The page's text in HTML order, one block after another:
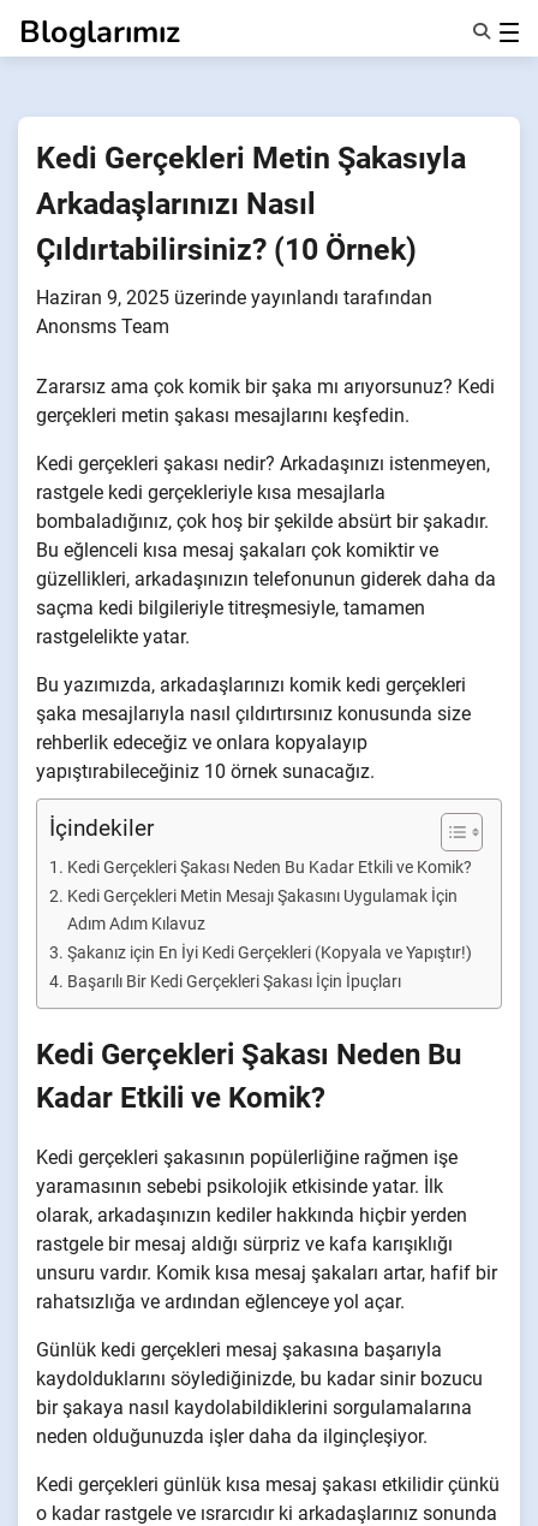
geçBloglarımız
Hakkımızda
Kedi Gerçekleri Metin Şakasıyla
Arkadaşlarınızı Nasıl
Çıldırtabilirsiniz? (10 Örnek)
Haziran 9, 2025 üzerinde yayınlandı tarafından
Anonsms Team
Zararsız ama çok komik bir şaka mı arıyorsunuz? Kedi
gerçekleri metin şakası mesajlarını keşfedin.
Kedi gerçekleri şakası nedir? Arkadaşınızı istenmeyen,
rastgele kedi gerçekleriyle kısa mesajlarla
bombaladığınız, çok hoş bir şekilde absürt bir şakadır.
Bu eğlenceli kısa mesaj şakaları çok komiktir ve
güzellikleri, arkadaşınızın telefonunun giderek daha da
saçma kedi bilgileriyle titreşmesiyle, tamamen
rastgelelikte yatar.
Bu yazımızda, arkadaşlarınızı komik kedi gerçekleri
şaka mesajlarıyla nasıl çıldırtırsınız konusunda size
rehberlik edeceğiz ve onlara kopyalayıp
yapıştırabileceğiniz 10 örnek sunacağız.
İçindekiler
Kedi Gerçekleri Şakası Neden Bu Kadar Etkili ve Komik?
Kedi Gerçekleri Metin Mesajı Şakasını Uygulamak İçin
Adım Adım Kılavuz
Şakanız için En İyi Kedi Gerçekleri (Kopyala ve Yapıştır!)
Başarılı Bir Kedi Gerçekleri Şakası İçin İpuçları
Kedi Gerçekleri Şakası Neden Bu
Kadar Etkili ve Komik?
Kedi gerçekleri şakasının popülerliğine rağmen işe
yaramasının sebebi psikolojik etkisinde yatar. İlk
olarak, arkadaşınızın kediler hakkında hiçbir yerden
rastgele bir mesaj aldığı sürpriz ve kafa karışıklığı
unsuru vardır. Komik kısa mesaj şakaları artar, hafif bir
rahatsızlığa ve ardından eğlenceye yol açar.
Günlük kedi gerçekleri mesaj şakasına başarıyla
kaydolduklarını söylediğinizde, bu kadar sinir bozucu
bir şakaya nasıl kaydolabildiklerini sorgulamalarına
neden olduğunuzda işler daha da ilginçleşiyor.
Kedi gerçekleri günlük kısa mesaj şakası etkilidir çünkü
o kadar rastgele ve ısrarcıdır ki arkadaşlarınız sonunda